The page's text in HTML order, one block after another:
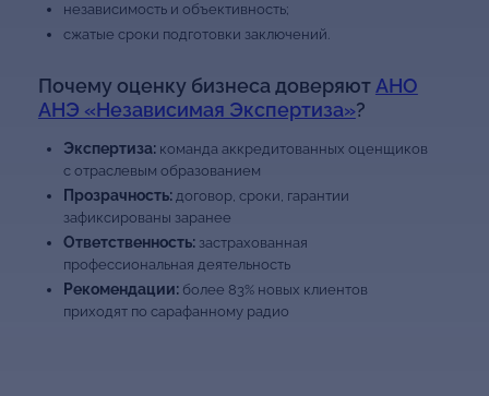
независимость и объективность;
сжатые сроки подготовки заключений.
Почему оценку бизнеса доверяют АНО
АНЭ «Независимая Экспертиза»?
Экспертиза:команда аккредитованных оценщиков
с отраслевым образованием
Прозрачность:договор, сроки, гарантии
зафиксированы заранее
Ответственность:застрахованная
профессиональная деятельность
Рекомендации:более 83% новых клиентов
приходят по сарафанному радио